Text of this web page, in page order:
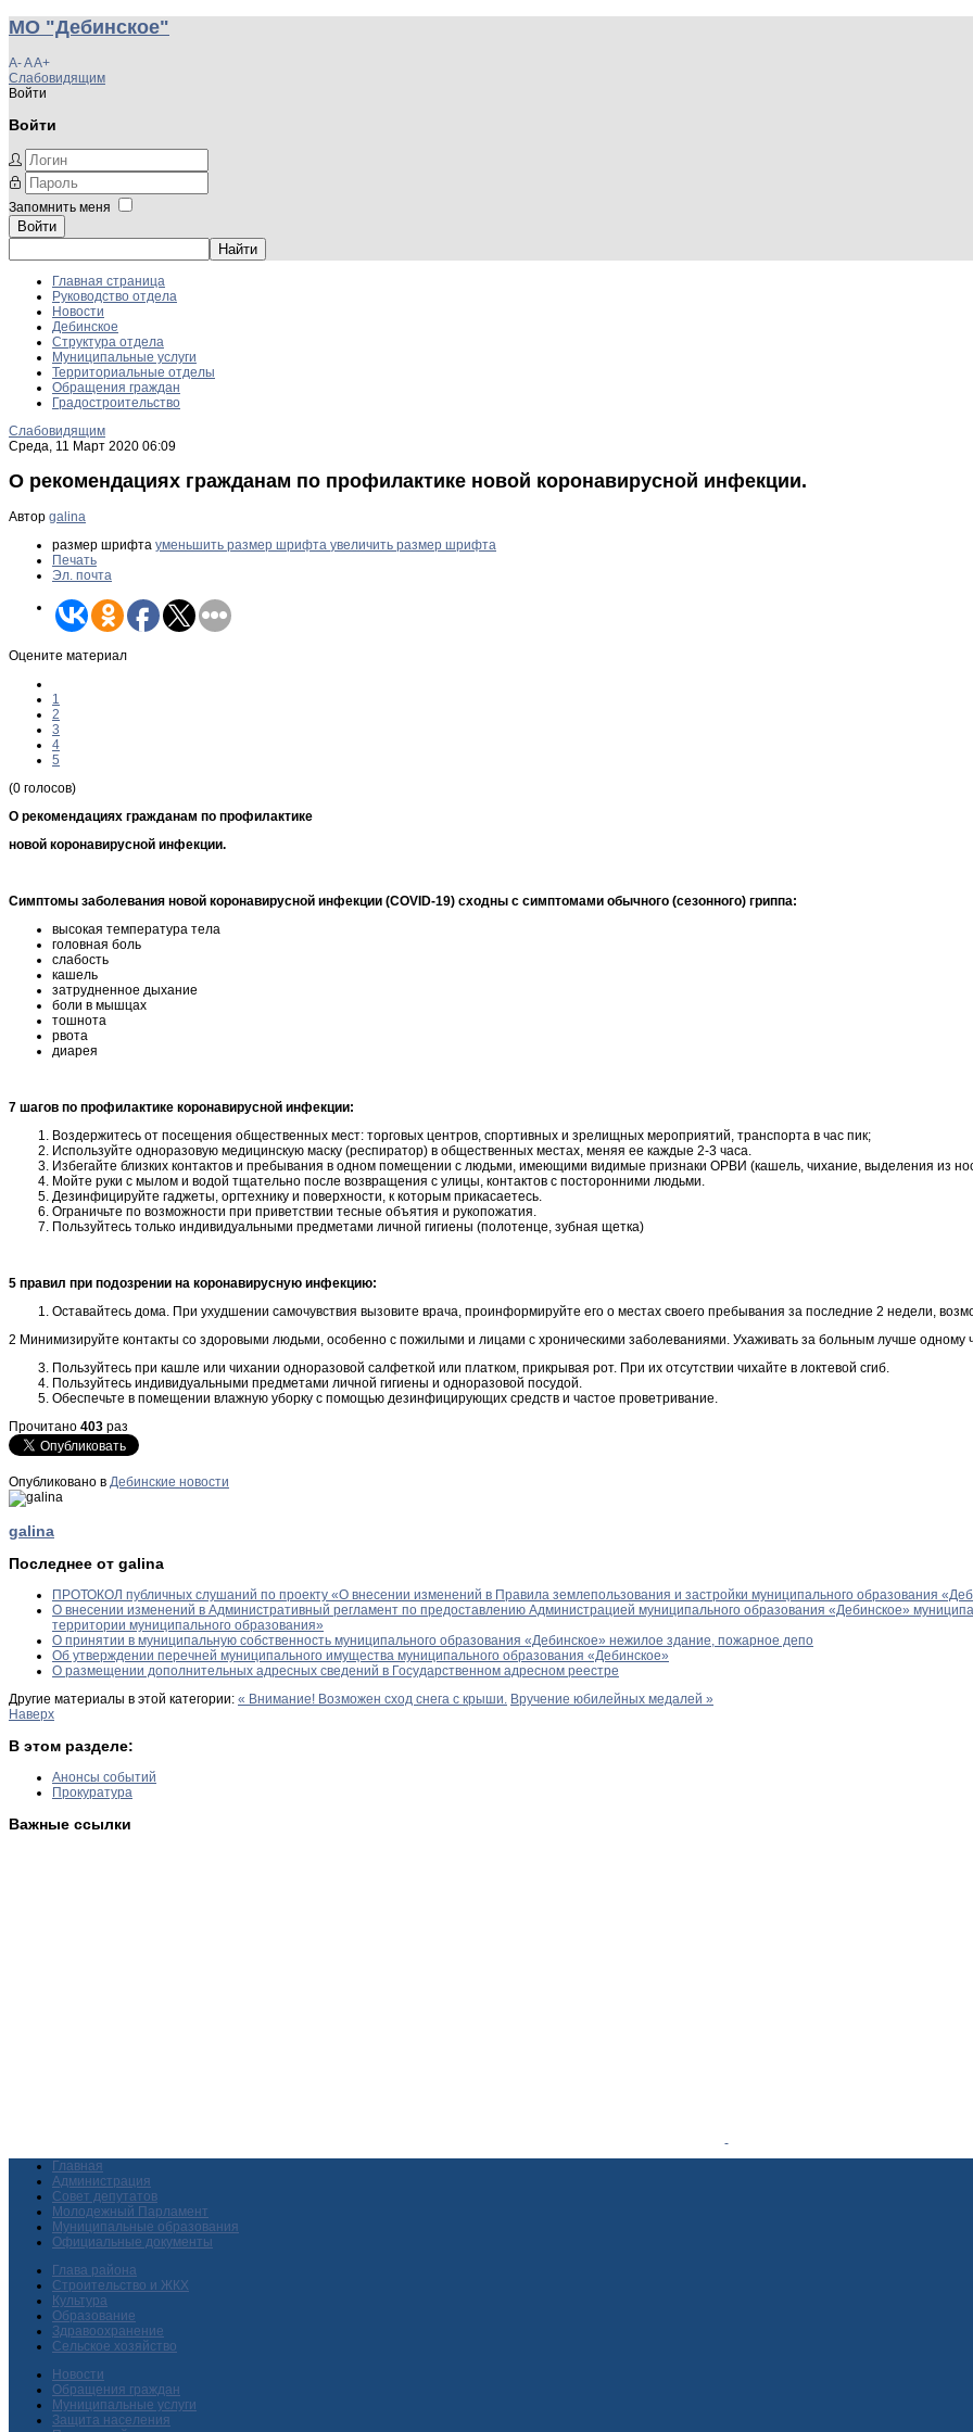
МО "Дебинское"
A-AA+
Слабовидящим
Войти
Войти
Запомнить меня
Войти
Главная страница
Руководство отдела
Новости
Дебинское
Структура отдела
Муниципальные услуги
Территориальные отделы
Обращения граждан
Градостроительство
Слабовидящим
Среда, 11 Март 2020 06:09
О рекомендациях гражданам по профилактике новой коронавирусной инфекции.
Автор galina
размер шрифта уменьшить размер шрифта увеличить размер шрифта
Печать
Эл. почта
Оцените материал
1
2
3
4
5
(0 голосов)
О рекомендациях гражданам по профилактике
новой коронавирусной инфекции.
Симптомы заболевания новой коронавирусной инфекции (COVID-19) сходны с симптомами обычного (сезонного) гриппа:
высокая температура тела
головная боль
слабость
кашель
затрудненное дыхание
боли в мышцах
тошнота
рвота
диарея
7 шагов по профилактике коронавирусной инфекции:
Воздержитесь от посещения общественных мест: торговых центров, спортивных и зрелищных мероприятий, транспорта в час пик;
Используйте одноразовую медицинскую маску (респиратор) в общественных местах, меняя ее каждые 2-3 часа.
Избегайте близких контактов и пребывания в одном помещении с людьми, имеющими видимые признаки ОРВИ (кашель, чихание, выделения из
Мойте руки с мылом и водой тщательно после возвращения с улицы, контактов с посторонними людьми.
Дезинфицируйте гаджеты, оргтехнику и поверхности, к которым прикасаетесь.
Ограничьте по возможности при приветствии тесные объятия и рукопожатия.
Пользуйтесь только индивидуальными предметами личной гигиены (полотенце, зубная щетка)
5 правил при подозрении на коронавирусную инфекцию:
Оставайтесь дома. При ухудшении самочувствия вызовите врача, проинформируйте его о местах своего пребывания за последние 2 недели,
2 Минимизируйте контакты со здоровыми людьми, особенно с пожилыми и лицами с хроническими заболеваниями. Ухаживать за больным лучше одному
Пользуйтесь при кашле или чихании одноразовой салфеткой или платком, прикрывая рот. При их отсутствии чихайте в локтевой сгиб.
Пользуйтесь индивидуальными предметами личной гигиены и одноразовой посудой.
Обеспечьте в помещении влажную уборку с помощью дезинфицирующих средств и частое проветривание.
Прочитано 403 раз
Опубликовано в Дебинские новости
galina
Последнее от galina
ПРОТОКОЛ публичных слушаний по проекту «О внесении изменений в Правила землепользования и застройки муниципального образования
О внесении изменений в Административный регламент по предоставлению Администрацией муниципального образования «Дебинское»
территории муниципального образования»
О принятии в муниципальную собственность муниципального образования «Дебинское» нежилое здание, пожарное депо
Об утверждении перечней муниципального имущества муниципального образования «Дебинское»
О размещении дополнительных адресных сведений в Государственном адресном реестре
Другие материалы в этой категории: « Внимание! Возможен сход снега с крыши. Вручение юбилейных медалей »
Наверх
В этом разделе:
Анонсы событий
Прокуратура
Важные ссылки
Главная
Администрация
Совет депутатов
Молодежный Парламент
Муниципальные образования
Официальные документы
Глава района
Строительство и ЖКХ
Культура
Образование
Здравоохранение
Сельское хозяйство
Новости
Обращения граждан
Муниципальные услуги
Защита населения